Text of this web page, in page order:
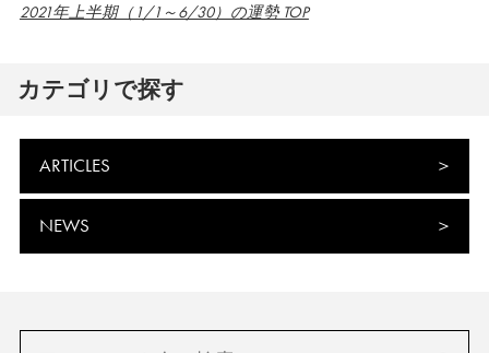
2021年上半期（1/1～6/30）の運勢 TOP
カテゴリで探す
ARTICLES
NEWS